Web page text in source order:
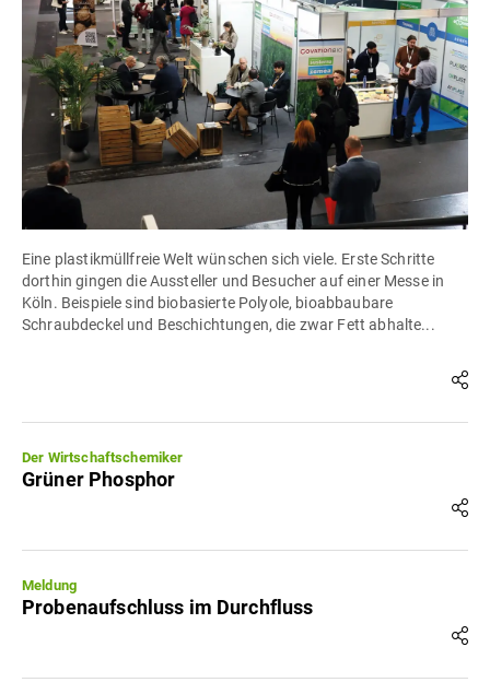
Eine plastikmüllfreie Welt wünschen sich viele. Erste Schritte
dorthin gingen die Aussteller und Besucher auf einer Messe in
Köln. Beispiele sind biobasierte Polyole, bioabbaubare
Schraubdeckel und Beschichtungen, die zwar Fett abhalte...
Der Wirtschaftschemiker
Grüner Phosphor
Meldung
Probenaufschluss im Durchfluss